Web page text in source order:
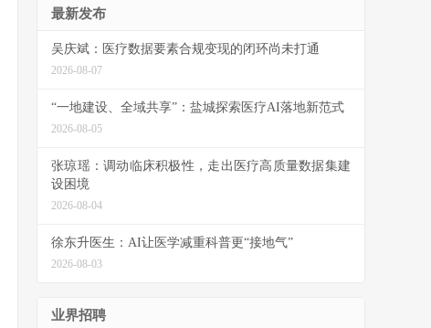
最新发布
吴庆斌：医疗数据要素合规变现的闭环尚未打通
2026-08-07
“一地建设、全域共享”：盐城探索医疗AI落地新范式
2026-08-05
张琼瑶：调动临床积极性，走出医疗高质量数据集建
设困境
2026-08-04
徐东升医生：AI让医学减重科普更“接地气”
2026-08-03
业界招聘